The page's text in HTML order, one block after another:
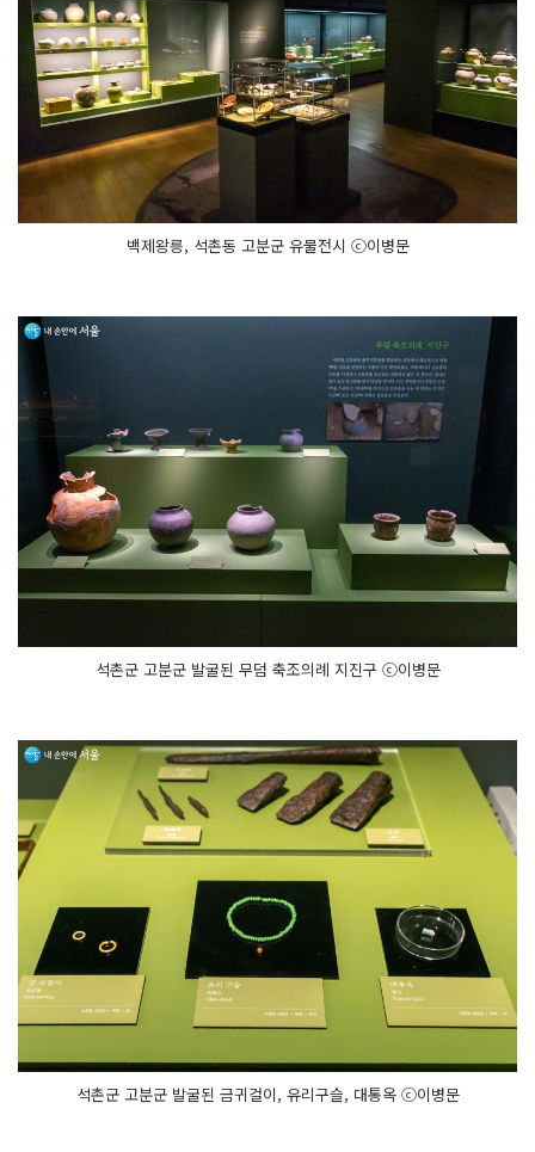
백제왕릉, 석촌동 고분군 유물전시 ⓒ이병문
석촌군 고분군 발굴된 무덤 축조의례 지진구 ⓒ이병문
석촌군 고분군 발굴된 금귀걸이, 유리구슬, 대통옥 ⓒ이병문